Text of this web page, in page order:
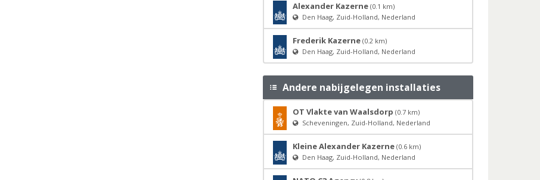
Alexander Kazerne (0.1 km)
Den Haag, Zuid-Holland, Nederland
Frederik Kazerne (0.2 km)
Den Haag, Zuid-Holland, Nederland
Andere nabijgelegen installaties
OT Vlakte van Waalsdorp (0.7 km)
Scheveningen, Zuid-Holland, Nederland
Kleine Alexander Kazerne (0.6 km)
Den Haag, Zuid-Holland, Nederland